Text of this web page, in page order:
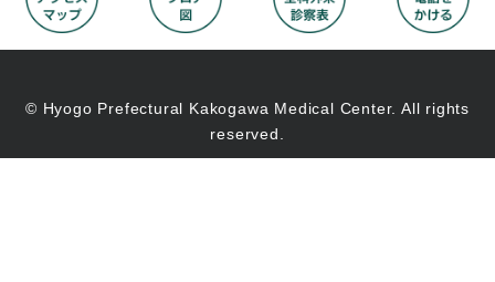
© Hyogo Prefectural Kakogawa Medical Center. All rights
reserved.